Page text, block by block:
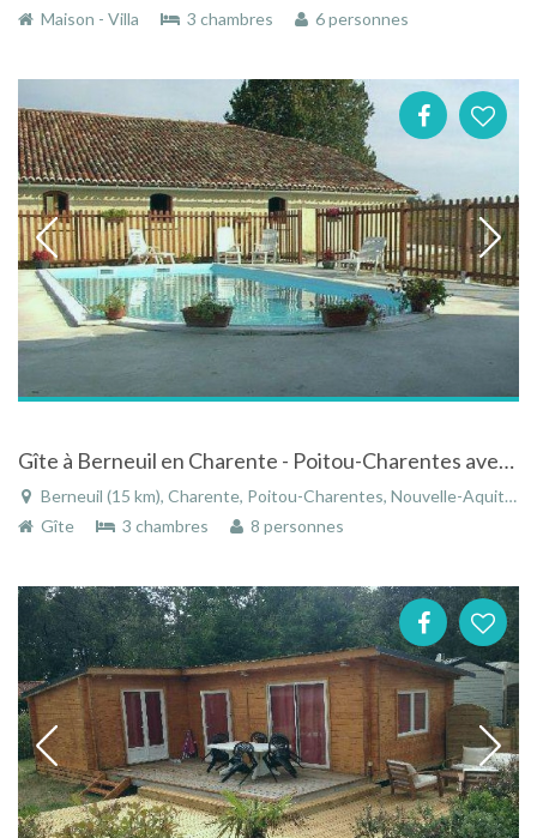
Maison - Villa 3 chambres 6 personnes
Gîte à Berneuil en Charente - Poitou-Charentes avec piscine
Berneuil (15 km), Charente, Poitou-Charentes, Nouvelle-Aquitaine, France
Gîte
3 chambres 8 personnes